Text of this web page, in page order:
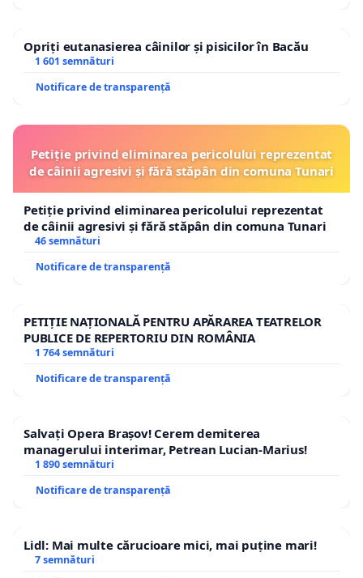
Opriți eutanasierea câinilor și pisicilor în Bacău
1 601 semnături
Notificare de transparență
Petiție privind eliminarea pericolului reprezentat
de câinii agresivi și fără stăpân din comuna Tunari
Petiție privind eliminarea pericolului reprezentat
de câinii agresivi și fără stăpân din comuna Tunari
46 semnături
Notificare de transparență
PETIȚIE NAȚIONALĂ PENTRU APĂRAREA TEATRELOR
PUBLICE DE REPERTORIU DIN ROMÂNIA
1 764 semnături
Notificare de transparență
Salvați Opera Brașov! Cerem demiterea
managerului interimar, Petrean Lucian-Marius!
1 890 semnături
Notificare de transparență
Lidl: Mai multe cărucioare mici, mai puține mari!
7 semnături